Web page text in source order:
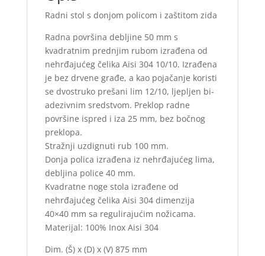
Radni stol s donjom policom i zaštitom zida
Radna površina debljine 50 mm s
kvadratnim prednjim rubom izrađena od
nehrđajućeg čelika Aisi 304 10/10. Izrađena
je bez drvene građe, a kao pojačanje koristi
se dvostruko prešani lim 12/10, ljepljen bi-
adezivnim sredstvom. Preklop radne
površine ispred i iza 25 mm, bez bočnog
preklopa.
Stražnji uzdignuti rub 100 mm.
Donja polica izrađena iz nehrđajućeg lima,
debljina police 40 mm.
Kvadratne noge stola izrađene od
nehrđajućeg čelika Aisi 304 dimenzija
40×40 mm sa regulirajućim nožicama.
Materijal: 100% Inox Aisi 304
Dim. (Š) x (D) x (V) 875 mm